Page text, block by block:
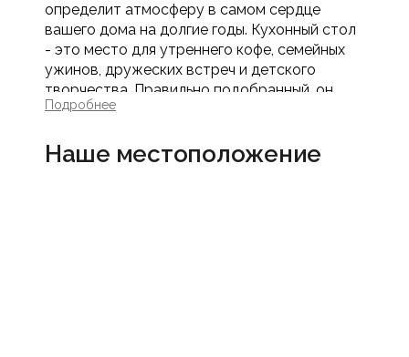
определит атмосферу в самом сердце
вашего дома на долгие годы. Кухонный стол
- это место для утреннего кофе, семейных
ужинов, дружеских встреч и детского
творчества. Правильно подобранный, он
станет не просто предметом мебели, а
воспоминаний. В интернет-магазине Мебель
Подробнее
Наше местоположение